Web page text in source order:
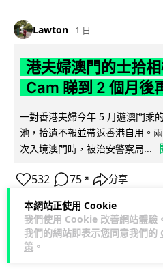
本網站正使用 Cookie
我們使用 Cookie 改善網站體驗
我們的網站即表示您同意我們的
策 。
Lawton 1 日
港夫婦澳門的士拾
Cam 睇到 2 個月後
一對香港夫婦今年 5 月遊澳門乘
池，拾遺不報並帶返香港自用。
次入境澳門時，被治安警察局...
532 75 ↗ 分享
3C科技